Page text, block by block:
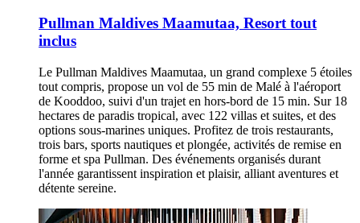
Pullman Maldives Maamutaa, Resort tout
inclus
Le Pullman Maldives Maamutaa, un grand complexe 5 étoiles
tout compris, propose un vol de 55 min de Malé à l'aéroport
de Kooddoo, suivi d'un trajet en hors-bord de 15 min. Sur 18
hectares de paradis tropical, avec 122 villas et suites, et des
options sous-marines uniques. Profitez de trois restaurants,
trois bars, sports nautiques et plongée, activités de remise en
forme et spa Pullman. Des événements organisés durant
l'année garantissent inspiration et plaisir, alliant aventures et
détente sereine.